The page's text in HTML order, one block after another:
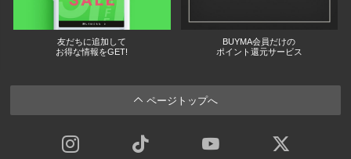
友だちに追加して
お得な情報をGET!
BUYMA会員だけの
ポイント還元サービス
ページトップへ